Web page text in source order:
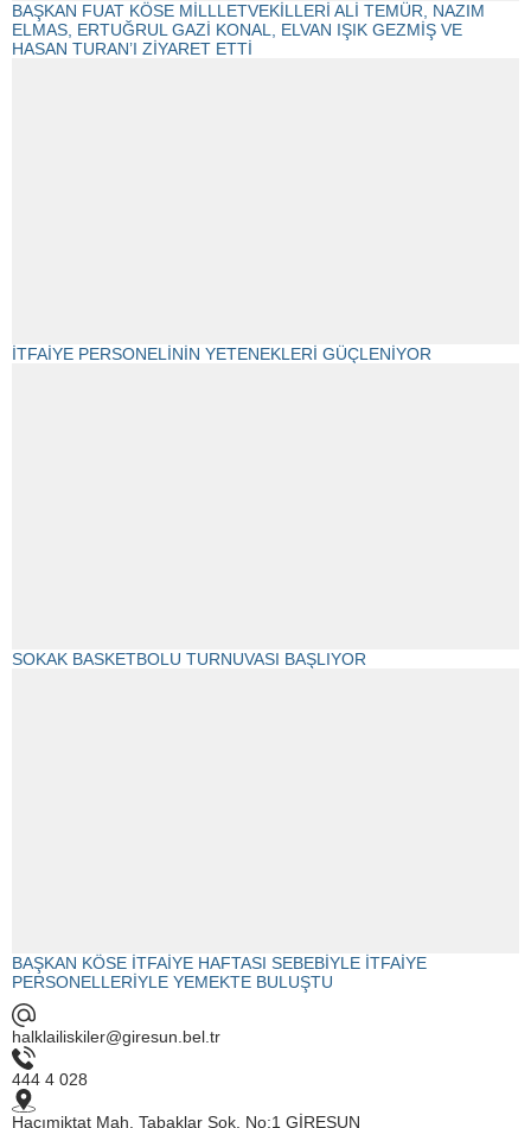
BAŞKAN FUAT KÖSE MİLLLETVEKİLLERİ ALİ TEMÜR, NAZIM
ELMAS, ERTUĞRUL GAZİ KONAL, ELVAN IŞIK GEZMİŞ VE
HASAN TURAN’I ZİYARET ETTİ
İTFAİYE PERSONELİNİN YETENEKLERİ GÜÇLENİYOR
SOKAK BASKETBOLU TURNUVASI BAŞLIYOR
BAŞKAN KÖSE İTFAİYE HAFTASI SEBEBİYLE İTFAİYE
PERSONELLERİYLE YEMEKTE BULUŞTU
halklailiskiler@giresun.bel.tr
444 4 028
Hacımiktat Mah. Tabaklar Sok. No:1 GİRESUN